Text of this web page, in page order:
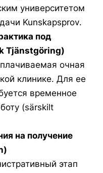
университетом
Kunskapsprov.
под
Tjänstgöring)
очная
клинике. Для ее
временное
(särskilt
на получение
)
этап